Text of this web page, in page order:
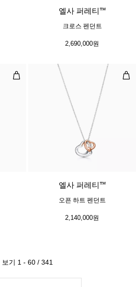
엘사 퍼레티™
크로스 펜던트
2,690,000원
오픈 하트 펜던트 오
엘사 퍼레티™
오픈 하트 펜던트
2,140,000원
보기 1 - 60 / 341